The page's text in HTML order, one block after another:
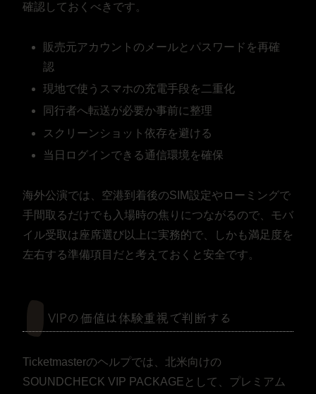
確認しておくべきです。
販売元アカウントのメールとパスワードを再確
認
現地で使うスマホの充電手段を二重化
同行者へ転送が必要か事前に整理
スクリーンショット依存を避ける
当日ログインできる通信環境を確保
海外公演では、空港到着後のSIM設定やローミングで
手間取るだけでも入場時の焦りにつながるので、モバ
イル受取は座席選び以上に実務的で、しかも満足度を
左右する準備項目だと考えておくと安全です。
VIPの価値は体験重視で判断する
Ticketmasterのヘルプでは、北米向けの
SOUNDCHECK VIP PACKAGEとして、プレミアム